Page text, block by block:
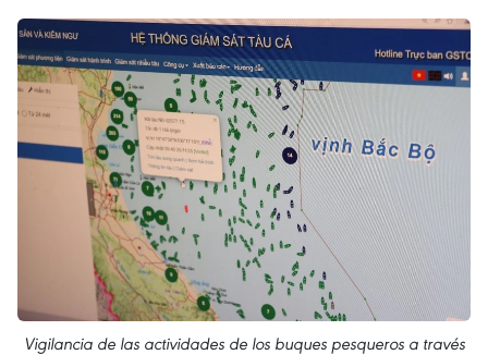
Vigilancia de las actividades de los buques pesqueros a través